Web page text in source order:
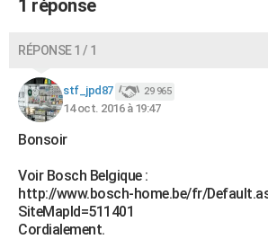
Carte de Noël
Carte Bonne année
Carte Saint-Valentin
Carte Pâques
Carte d'anniversaire
DICTIONNAIRE
Dictionnaire
Biographies
Citations
Expressions
Proverbes
PROGRAMME TV
COPAINS D'AVANT
S'inscrire
Se connecter
Lycées
Collèges
Primaires
Universités
Entreprises
Service militaire
Avis de recherche
AVIS DE DÉCÈS
Bricolage
Lifestyle
Culture
Sport
Auto
Television
Voyage
Cinema
1 réponse
RÉPONSE 1 / 1
stf_jpd87 29 965
14 oct. 2016 à 19:47
Bonsoir
Voir Bosch Belgique :
http://www.bosch-home.be/fr/
SiteMapId=511401
Cordialement.